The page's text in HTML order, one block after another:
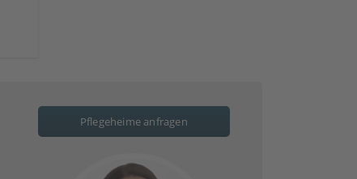
Pflegeheime anfragen